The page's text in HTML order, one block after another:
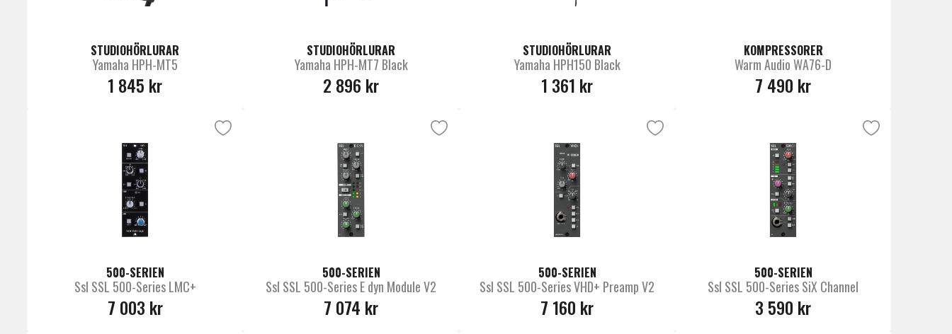
STUDIOHÖRLURAR
Yamaha HPH-MT5
1 845 kr
STUDIOHÖRLURAR
Yamaha HPH-MT7 Black
2 896 kr
STUDIOHÖRLURAR
Yamaha HPH150 Black
1 361 kr
KOMPRESSORER
Warm Audio WA76-D
7 490 kr
500-SERIEN
Ssl SSL 500-Series LMC+
7 003 kr
500-SERIEN
Ssl SSL 500-Series E dyn Module V2
7 074 kr
500-SERIEN
Ssl SSL 500-Series VHD+ Preamp V2
7 160 kr
500-SERIEN
Ssl SSL 500-Series SiX Channel
3 590 kr